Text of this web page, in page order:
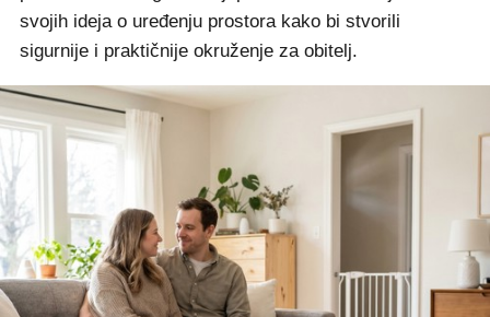
svojih ideja o uređenju prostora kako bi stvorili
sigurnije i praktičnije okruženje za obitelj.